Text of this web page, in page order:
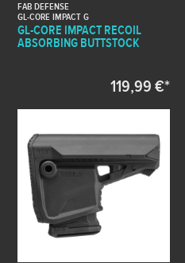
FAB DEFENSE
GL-CORE IMPACT G
GL-CORE IMPACT RECOIL
ABSORBING BUTTSTOCK
119,99 €*